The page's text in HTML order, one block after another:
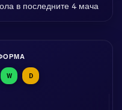
в последните 4 мача
W D